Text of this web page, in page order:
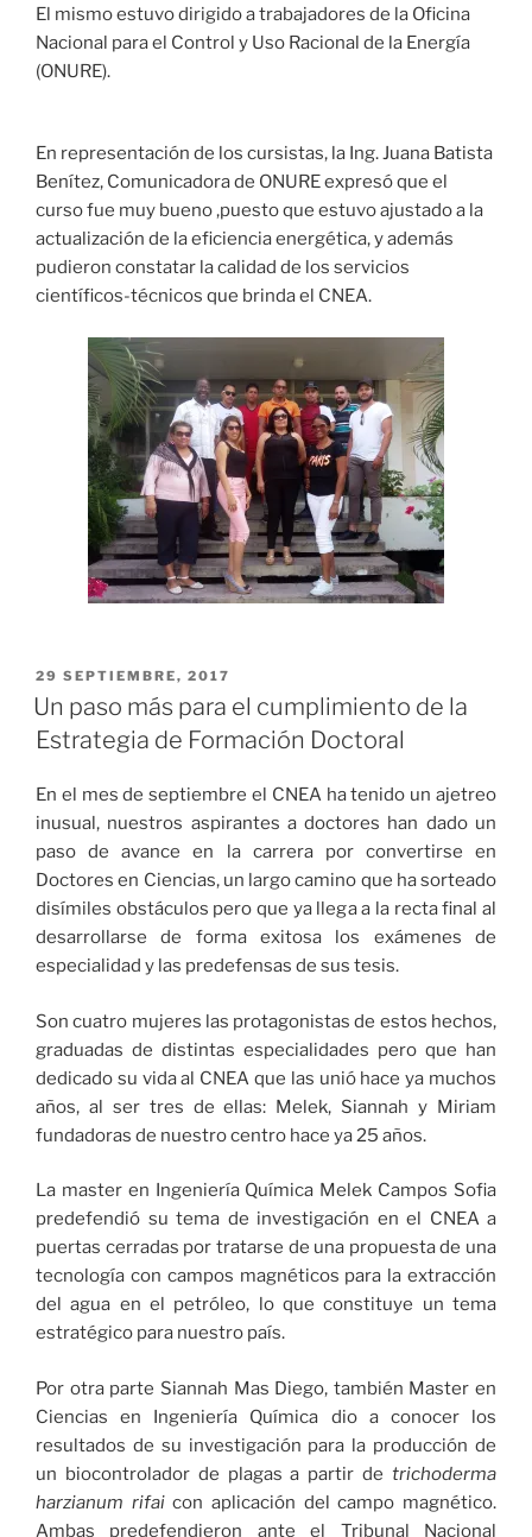
El mismo estuvo dirigido a trabajadores de la Oficina
Nacional para el Control y Uso Racional de la Energía
(ONURE).
En representación de los cursistas, la Ing. Juana Batista
Benítez, Comunicadora de ONURE expresó que el
curso fue muy bueno ,puesto que estuvo ajustado a la
actualización de la eficiencia energética, y además
pudieron constatar la calidad de los servicios
científicos-técnicos que brinda el CNEA.
PUBLICADO
EL
29 SEPTIEMBRE, 2017
Un paso más para el cumplimiento de la
Estrategia de Formación Doctoral
En el mes de septiembre el CNEA ha tenido un ajetreo
inusual, nuestros aspirantes a doctores han dado un
paso de avance en la carrera por convertirse en
Doctores en Ciencias, un largo camino que ha sorteado
disímiles obstáculos pero que ya llega a la recta final al
desarrollarse de forma exitosa los exámenes de
especialidad y las predefensas de sus tesis.
Son cuatro mujeres las protagonistas de estos hechos,
graduadas de distintas especialidades pero que han
dedicado su vida al CNEA que las unió hace ya muchos
años, al ser tres de ellas: Melek, Siannah y Miriam
fundadoras de nuestro centro hace ya 25 años.
La master en Ingeniería Química Melek Campos Sofia
predefendió su tema de investigación en el CNEA a
puertas cerradas por tratarse de una propuesta de una
tecnología con campos magnéticos para la extracción
del agua en el petróleo, lo que constituye un tema
estratégico para nuestro país.
Por otra parte Siannah Mas Diego, también Master en
Ciencias en Ingeniería Química dio a conocer los
resultados de su investigación para la producción de
un biocontrolador de plagas a partir de trichoderma
harzianum rifaicon aplicación del campo magnético.
Ambas predefendieron ante el Tribunal Nacional